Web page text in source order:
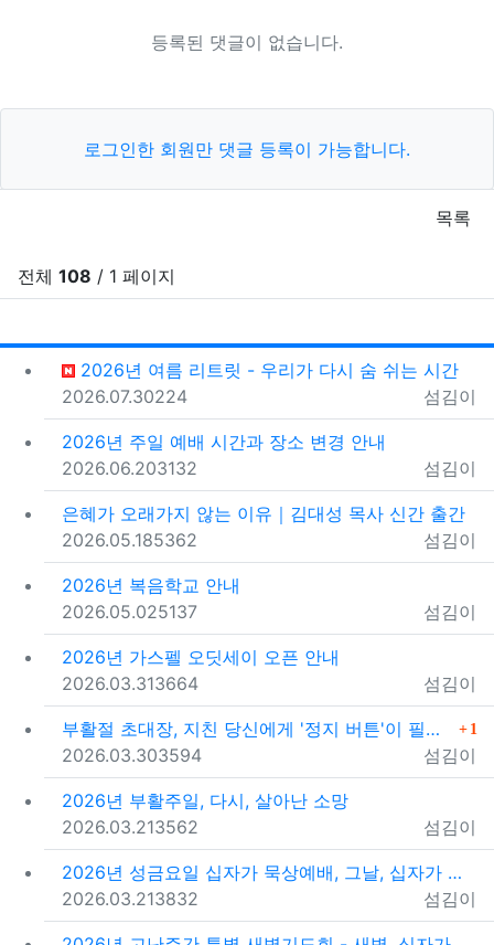
등록된 댓글이 없습니다.
로그인한 회원만 댓글 등록이 가능합니다.
목록
전체 108 / 1 페이지
2026년 여름 리트릿 - 우리가 다시 숨 쉬는 시간
등록자
섬김이
등록일
2026.07.30조회
224
2026년 주일 예배 시간과 장소 변경 안내
등록자
섬김이
등록일
2026.06.20조회
3132
은혜가 오래가지 않는 이유｜김대성 목사 신간 출간
등록자
섬김이
등록일
2026.05.18조회
5362
2026년 복음학교 안내
등록자
섬김이
등록일
2026.05.02조회
5137
2026년 가스펠 오딧세이 오픈 안내
등록자
섬김이
등록일
2026.03.31조회
3664
부활절 초대장, 지친 당신에게 '정지 버튼'이 필요한 … 댓글
1
등록자
섬김이
등록일
2026.03.30조회
3594
2026년 부활주일, 다시, 살아난 소망
등록자
섬김이
등록일
2026.03.21조회
3562
2026년 성금요일 십자가 묵상예배, 그날, 십자가 앞…
등록자
섬김이
등록일
2026.03.21조회
3832